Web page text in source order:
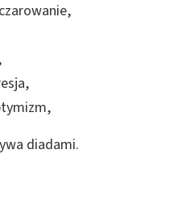
diadami.